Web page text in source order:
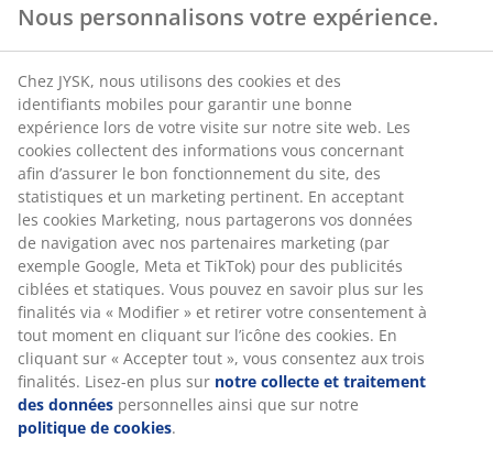
Lot de paniers en coloris noir élégant avec un design
organiser divers espaces tels que les armoires et les
tiroirs. l26/12/12 x L26/24/12 x H9/8/8 cm
RÉFÉRENCE: 3818143
Caractéristiques
Notes
(14)
Nous personnalisons votre expérience.
Chez JYSK, nous utilisons des cookies et des
identifiants mobiles pour garantir une bonne
expérience lors de votre visite sur notre site web. Les
cookies collectent des informations vous concernant
afin d’assurer le bon fonctionnement du site, des
statistiques et un marketing pertinent. En acceptant
les cookies Marketing, nous partagerons vos données
de navigation avec nos partenaires marketing (par
exemple Google, Meta et TikTok) pour des publicités
ciblées et statiques. Vous pouvez en savoir plus sur les
finalités via « Modifier » et retirer votre consentement à
tout moment en cliquant sur l’icône des cookies. En
cliquant sur « Accepter tout », vous consentez aux trois
finalités. Lisez-en plus sur notre collecte et traitement
des données personnelles ainsi que sur notre
politique de cookies.